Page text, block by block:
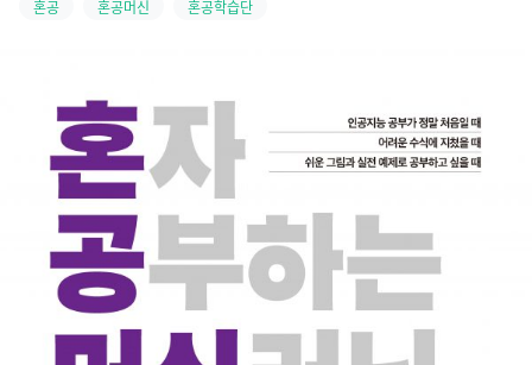
혼공 혼공머신 혼공학습단